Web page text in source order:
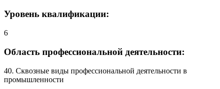
Уровень квалификации:
6
Область профессиональной деятельности:
40. Сквозные виды профессиональной деятельности в
промышленности